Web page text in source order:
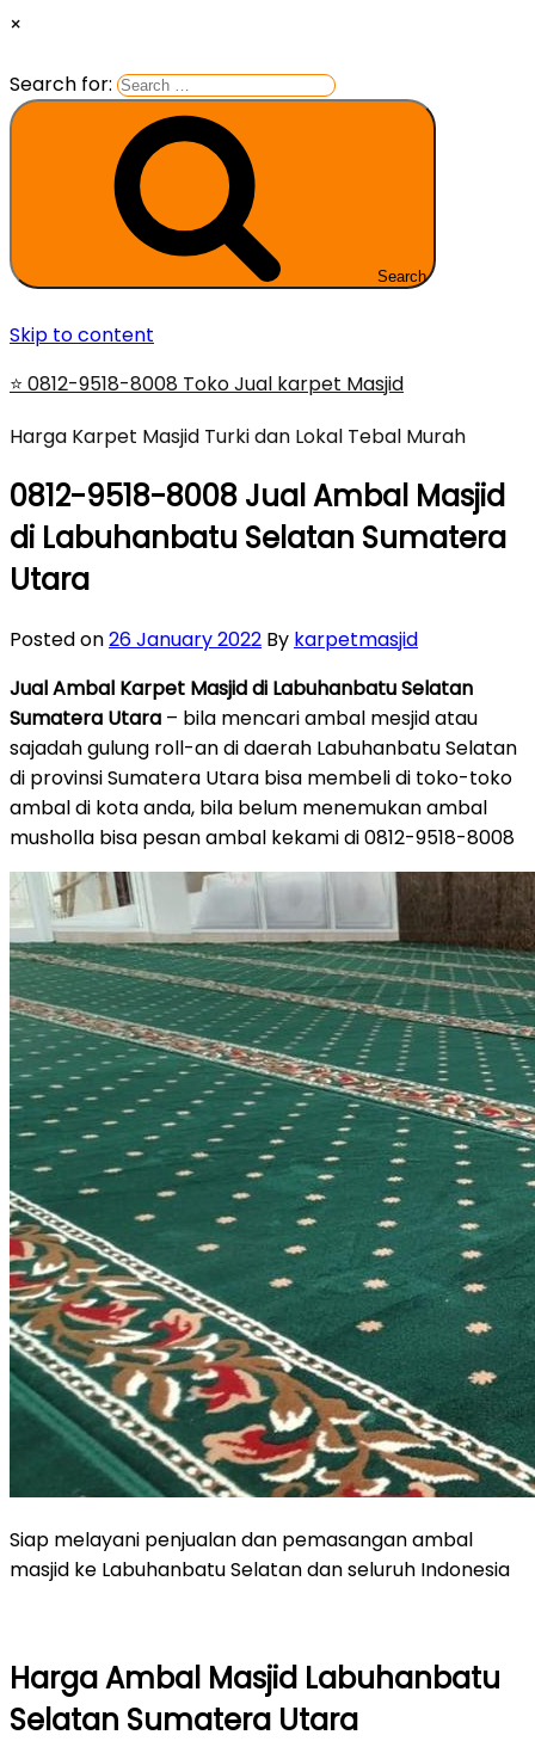
×
Search for:
Search
Skip to content
⭐ 0812-9518-8008 Toko Jual karpet Masjid
Harga Karpet Masjid Turki dan Lokal Tebal Murah
0812-9518-8008 Jual Ambal Masjid
di Labuhanbatu Selatan Sumatera
Utara
Posted on26 January 2022 By karpetmasjid
Jual Ambal Karpet Masjid di Labuhanbatu Selatan
Sumatera Utara – bila mencari ambal mesjid atau
sajadah gulung roll-an di daerah Labuhanbatu Selatan
di provinsi Sumatera Utara bisa membeli di toko-toko
ambal di kota anda, bila belum menemukan ambal
musholla bisa pesan ambal kekami di 0812-9518-8008
Siap melayani penjualan dan pemasangan ambal
masjid ke Labuhanbatu Selatan dan seluruh Indonesia
Harga Ambal Masjid Labuhanbatu
Selatan Sumatera Utara